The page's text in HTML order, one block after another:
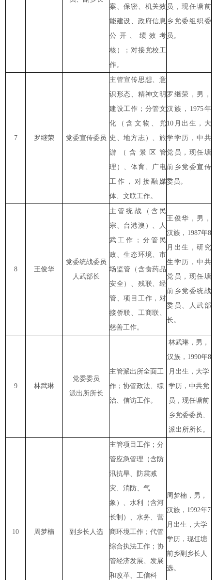
案、保密、机关效
能建设、政府信息
公开、绩效考
核）；对接党校工
作。
员，现任塘前
乡党委组织委
员。
7 罗继荣 党委宣传委员
主管宣传思想、意
识形态、精神文明
建设工作；分管文
化（含文物、党
史、地方志）、旅
游（含景区管
理）、体育、广电
工作，对接融媒
体、文联工作。
罗继荣，男，
汉族，1975年
10月出生，大
学学历，中共
党员，现任塘
前乡党委宣传
委员。
8 王俊华
党委统战委员
人武部长
主管统战（含民
宗、台港澳）、人
武工作；分管民
政、生态环境、市
场监管（含食药品
安全）、残联、经
管、项目工作，对
接侨联、工商联、
慈善工作。
王俊华，男，
汉族，1987年8
月出生，研究
生学历，中共
党员，现任塘
前乡党委统战
委员、人武部
长。
9 林武琳
党委委员
派出所所长
主管派出所全面工
作；协管政法、综
治、信访工作。
林武琳，男，
汉族，1990年8
月出生，大学
学历，中共党
员，现任塘前
乡党委委员、
派出所所长。
10 周梦楠 副乡长人选
主管项目工作；分
管应急管理（含防
汛抗旱、防震减
灾、消防、气
象）、水利（含河
长制）、水务、营
商环境工作；代管
综合执法工作；协
管经济发展、发展
和改革、工信科
周梦楠，男，
汉族，1992年7
月出生，大学
学历，现任塘
前乡副乡长人
选。